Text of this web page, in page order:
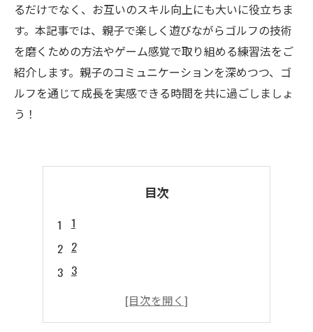
るだけでなく、お互いのスキル向上にも大いに役立ちま
す。本記事では、親子で楽しく遊びながらゴルフの技術
を磨くための方法やゲーム感覚で取り組める練習法をご
紹介します。親子のコミュニケーションを深めつつ、ゴ
ルフを通じて成長を実感できる時間を共に過ごしましょ
う！
目次
1
2
3